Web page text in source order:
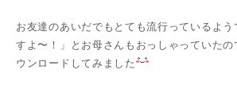
お友達のあいだでもとても流行っているよ
すよ〜！」とお母さんもおっしゃっていた
ウンロードしてみました